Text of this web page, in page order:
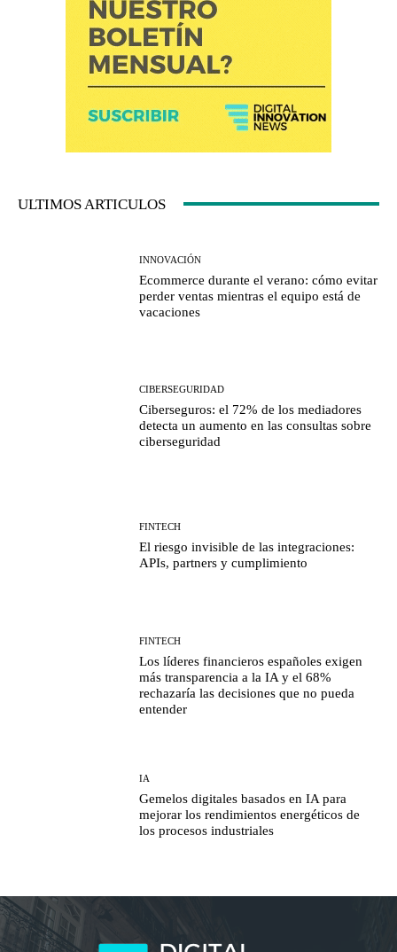
ULTIMOS ARTICULOS
INNOVACIÓN
Ecommerce durante el verano: cómo evitar
perder ventas mientras el equipo está de
vacaciones
CIBERSEGURIDAD
Ciberseguros: el 72% de los mediadores
detecta un aumento en las consultas sobre
ciberseguridad
FINTECH
El riesgo invisible de las integraciones:
APIs, partners y cumplimiento
FINTECH
Los líderes financieros españoles exigen
más transparencia a la IA y el 68%
rechazaría las decisiones que no pueda
entender
IA
Gemelos digitales basados en IA para
mejorar los rendimientos energéticos de
los procesos industriales